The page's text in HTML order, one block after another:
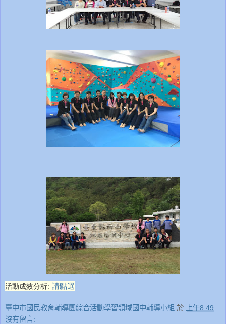
活動成效分析: 請點選
臺中市國民教育輔導團綜合活動學習領域國中輔導小組 於
上午8:49
沒有留言: